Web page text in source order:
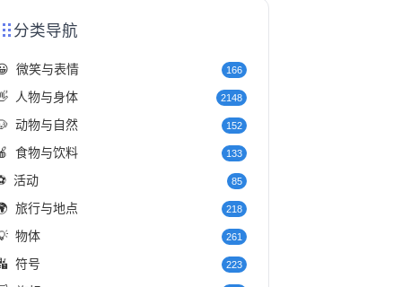
分类导航
微笑与表情 166
人物与身体 2148
动物与自然 152
食物与饮料 133
活动 85
旅行与地点 218
物体 261
符号 223